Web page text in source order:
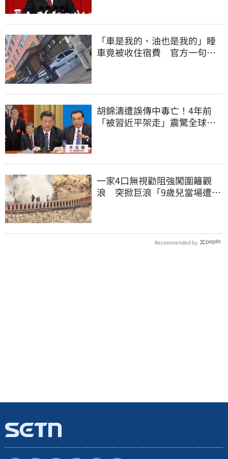
「車是我的、油也是我的」睡
車竟被收住宿費 官方一句話
胡錦濤遭誤傳中毒亡！4年前
「被習近平架走」震驚全球
一家4口無視勸阻強闖圍籬觀
浪 突掀巨浪「9歲兒當場遭捲
Recommended by